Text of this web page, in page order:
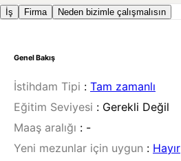
İş Firma Neden bizimle çalışmalısın
Genel Bakış
İstihdam Tipi : Tam zamanlı
Eğitim Seviyesi : Gerekli Değil
Maaş aralığı : -
Yeni mezunlar için uygun : Hayır